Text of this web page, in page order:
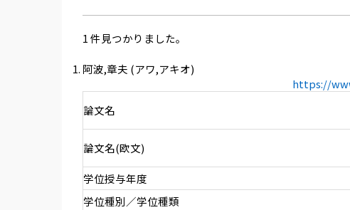
1 件見つかりました。
阿波,章夫 (アワ,アキオ)
https://
論文名
論文名(欧文)
学位授与年度
学位種別／学位種類